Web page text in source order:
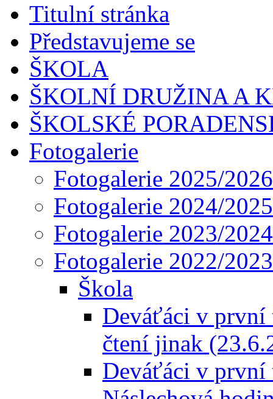
Titulní stránka
Představujeme se
ŠKOLA
ŠKOLNÍ DRUŽINA A
ŠKOLSKÉ
Fotogalerie
Fotogalerie 2025/2026
Fotogalerie 2024/2025
Fotogalerie 2023/2024
Fotogalerie 2022/2023
Škola
Deváťáci v první
čtení jinak
Deváťáci v první